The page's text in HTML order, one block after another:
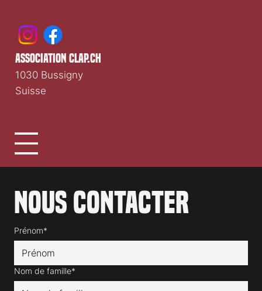
Nous contacter
Prénom*
Nom de famille*
association clap.ch
1030 Bussigny
Suisse